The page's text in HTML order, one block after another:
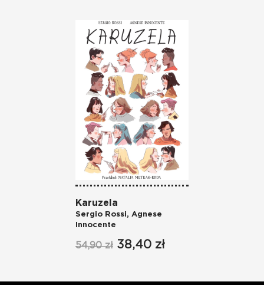
Karuzela
Sergio Rossi, Agnese
Innocente
54,90 zł 38,40 zł